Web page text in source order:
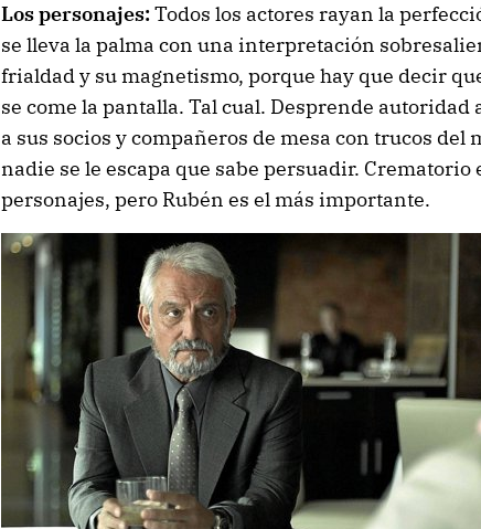
Los personajes:Todos los actores rayan la
se lleva la palma con una interpretación
frialdad y su magnetismo, porque hay que decir
se come la pantalla. Tal cual. Desprende autoridad
a sus socios y compañeros de mesa con trucos
nadie se le escapa que sabe persuadir. Crematorio
personajes, pero Rubén es el más importante.